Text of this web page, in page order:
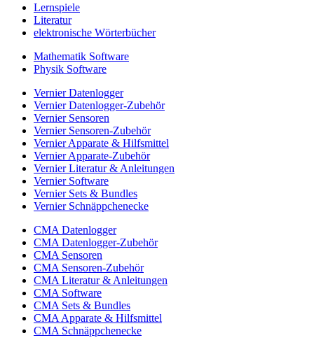
Lernspiele
Literatur
elektronische Wörterbücher
Mathematik Software
Physik Software
Vernier Datenlogger
Vernier Datenlogger-Zubehör
Vernier Sensoren
Vernier Sensoren-Zubehör
Vernier Apparate & Hilfsmittel
Vernier Apparate-Zubehör
Vernier Literatur & Anleitungen
Vernier Software
Vernier Sets & Bundles
Vernier Schnäppchenecke
CMA Datenlogger
CMA Datenlogger-Zubehör
CMA Sensoren
CMA Sensoren-Zubehör
CMA Literatur & Anleitungen
CMA Software
CMA Sets & Bundles
CMA Apparate & Hilfsmittel
CMA Schnäppchenecke